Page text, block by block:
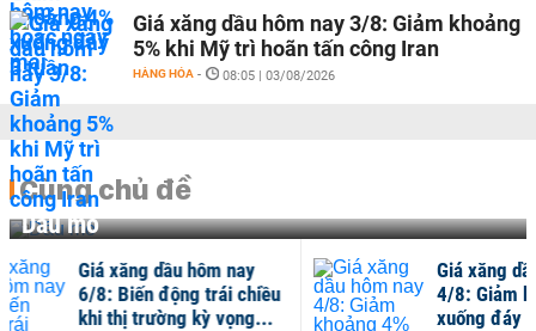
Giá xăng dầu hôm nay 3/8: Giảm khoảng
5% khi Mỹ trì hoãn tấn công Iran
HÀNG HÓA - 08:05 | 03/08/2026
Cùng chủ đề
Dầu mỏ
Giá xăng dầu hôm nay
4/8: Giảm khoảng 4%
xuống đáy 3 tuần